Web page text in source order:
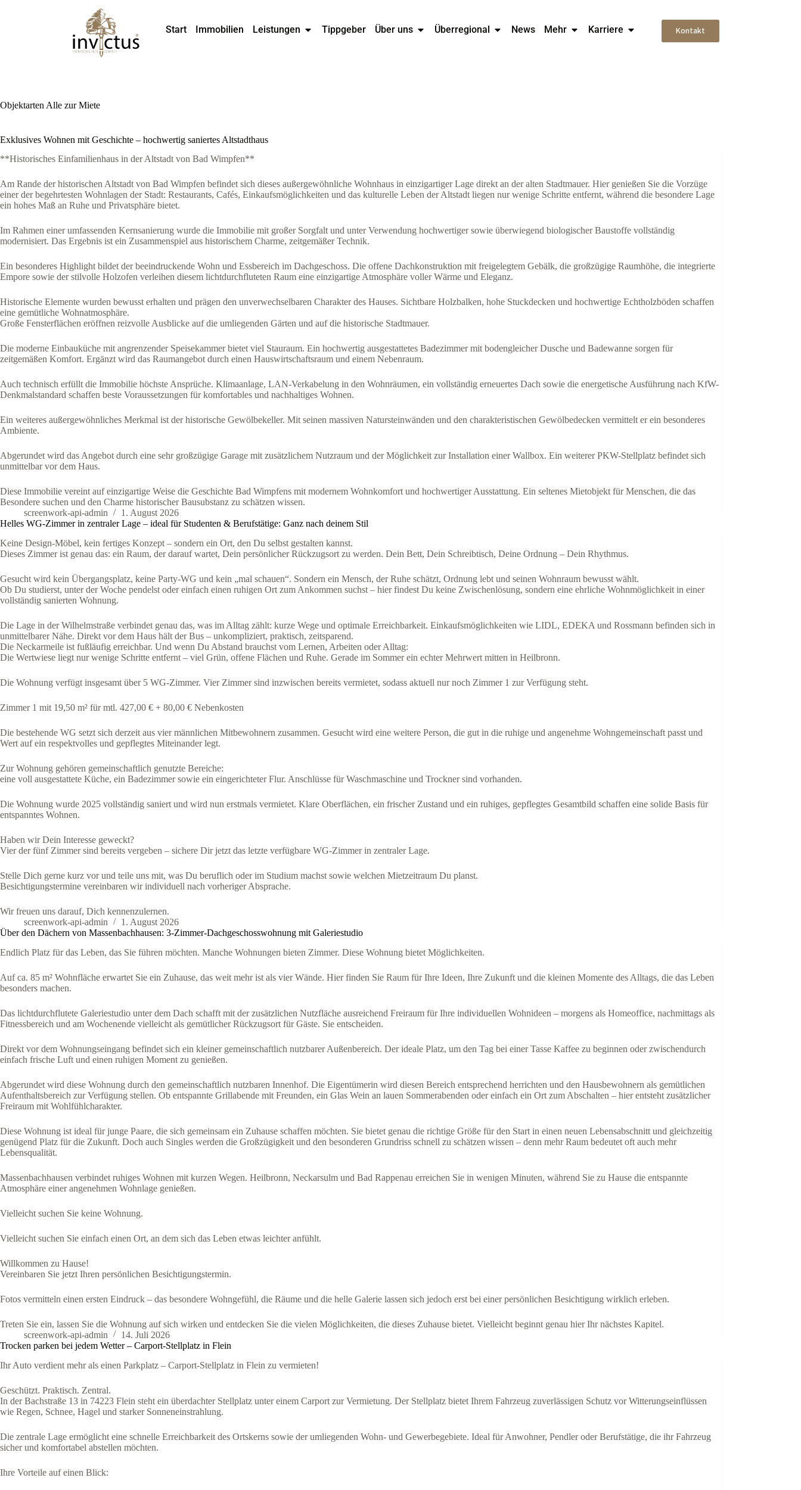
Start Immobilien Leistungen Tippgeber Über uns Überregional News Mehr Karriere Kontakt
Objektarten Alle zur Miete
Exklusives Wohnen mit Geschichte – hochwertig saniertes Altstadthaus
**Historisches Einfamilienhaus in der Altstadt von Bad Wimpfen**
Am Rande der historischen Altstadt von Bad Wimpfen befindet sich dieses außergewöhnliche Wohnhaus in einzigartiger Lage direkt an der alten Stadtmauer. Hier genießen Sie die Vorzüge
einer der begehrtesten Wohnlagen der Stadt: Restaurants, Cafés, Einkaufsmöglichkeiten und das kulturelle Leben der Altstadt liegen nur wenige Schritte entfernt, während die besondere Lage
ein hohes Maß an Ruhe und Privatsphäre bietet.
Im Rahmen einer umfassenden Kernsanierung wurde die Immobilie mit großer Sorgfalt und unter Verwendung hochwertiger sowie überwiegend biologischer Baustoffe vollständig
modernisiert. Das Ergebnis ist ein Zusammenspiel aus historischem Charme, zeitgemäßer Technik.
Ein besonderes Highlight bildet der beeindruckende Wohn und Essbereich im Dachgeschoss. Die offene Dachkonstruktion mit freigelegtem Gebälk, die großzügige Raumhöhe, die integrierte
Empore sowie der stilvolle Holzofen verleihen diesem lichtdurchfluteten Raum eine einzigartige Atmosphäre voller Wärme und Eleganz.
Historische Elemente wurden bewusst erhalten und prägen den unverwechselbaren Charakter des Hauses. Sichtbare Holzbalken, hohe Stuckdecken und hochwertige Echtholzböden schaffen
eine gemütliche Wohnatmosphäre.
Große Fensterflächen eröffnen reizvolle Ausblicke auf die umliegenden Gärten und auf die historische Stadtmauer.
Die moderne Einbauküche mit angrenzender Speisekammer bietet viel Stauraum. Ein hochwertig ausgestattetes Badezimmer mit bodengleicher Dusche und Badewanne sorgen für
zeitgemäßen Komfort. Ergänzt wird das Raumangebot durch einen Hauswirtschaftsraum und einem Nebenraum.
Auch technisch erfüllt die Immobilie höchste Ansprüche. Klimaanlage, LAN-Verkabelung in den Wohnräumen, ein vollständig erneuertes Dach sowie die energetische Ausführung nach KfW-
Denkmalstandard schaffen beste Voraussetzungen für komfortables und nachhaltiges Wohnen.
Ein weiteres außergewöhnliches Merkmal ist der historische Gewölbekeller. Mit seinen massiven Natursteinwänden und den charakteristischen Gewölbedecken vermittelt er ein besonderes
Ambiente.
Abgerundet wird das Angebot durch eine sehr großzügige Garage mit zusätzlichem Nutzraum und der Möglichkeit zur Installation einer Wallbox. Ein weiterer PKW-Stellplatz befindet sich
unmittelbar vor dem Haus.
Diese Immobilie vereint auf einzigartige Weise die Geschichte Bad Wimpfens mit modernem Wohnkomfort und hochwertiger Ausstattung. Ein seltenes Mietobjekt für Menschen, die das
Besondere suchen und den Charme historischer Bausubstanz zu schätzen wissen.
screenwork-api-admin
1. August 2026
Helles WG-Zimmer in zentraler Lage – ideal für Studenten & Berufstätige: Ganz nach deinem Stil
Keine Design-Möbel, kein fertiges Konzept – sondern ein Ort, den Du selbst gestalten kannst.
Dieses Zimmer ist genau das: ein Raum, der darauf wartet, Dein persönlicher Rückzugsort zu werden. Dein Bett, Dein Schreibtisch, Deine Ordnung – Dein Rhythmus.
Gesucht wird kein Übergangsplatz, keine Party-WG und kein „mal schauen“. Sondern ein Mensch, der Ruhe schätzt, Ordnung lebt und seinen Wohnraum bewusst wählt.
Ob Du studierst, unter der Woche pendelst oder einfach einen ruhigen Ort zum Ankommen suchst – hier findest Du keine Zwischenlösung, sondern eine ehrliche Wohnmöglichkeit in einer
vollständig sanierten Wohnung.
Die Lage in der Wilhelmstraße verbindet genau das, was im Alltag zählt: kurze Wege und optimale Erreichbarkeit. Einkaufsmöglichkeiten wie LIDL, EDEKA und Rossmann befinden sich in
unmittelbarer Nähe. Direkt vor dem Haus hält der Bus – unkompliziert, praktisch, zeitsparend.
Die Neckarmeile ist fußläufig erreichbar. Und wenn Du Abstand brauchst vom Lernen, Arbeiten oder Alltag:
Die Wertwiese liegt nur wenige Schritte entfernt – viel Grün, offene Flächen und Ruhe. Gerade im Sommer ein echter Mehrwert mitten in Heilbronn.
Die Wohnung verfügt insgesamt über 5 WG-Zimmer. Vier Zimmer sind inzwischen bereits vermietet, sodass aktuell nur noch Zimmer 1 zur Verfügung steht.
Zimmer 1 mit 19,50 m² für mtl. 427,00 € + 80,00 € Nebenkosten
Die bestehende WG setzt sich derzeit aus vier männlichen Mitbewohnern zusammen. Gesucht wird eine weitere Person, die gut in die ruhige und angenehme Wohngemeinschaft passt und
Wert auf ein respektvolles und gepflegtes Miteinander legt.
Zur Wohnung gehören gemeinschaftlich genutzte Bereiche:
eine voll ausgestattete Küche, ein Badezimmer sowie ein eingerichteter Flur. Anschlüsse für Waschmaschine und Trockner sind vorhanden.
Die Wohnung wurde 2025 vollständig saniert und wird nun erstmals vermietet. Klare Oberflächen, ein frischer Zustand und ein ruhiges, gepflegtes Gesamtbild schaffen eine solide Basis für
entspanntes Wohnen.
Haben wir Dein Interesse geweckt?
Vier der fünf Zimmer sind bereits vergeben – sichere Dir jetzt das letzte verfügbare WG-Zimmer in zentraler Lage.
Stelle Dich gerne kurz vor und teile uns mit, was Du beruflich oder im Studium machst sowie welchen Mietzeitraum Du planst.
Besichtigungstermine vereinbaren wir individuell nach vorheriger Absprache.
Wir freuen uns darauf, Dich kennenzulernen.
screenwork-api-admin
1. August 2026
Über den Dächern von Massenbachhausen: 3-Zimmer-Dachgeschosswohnung mit Galeriestudio
Endlich Platz für das Leben, das Sie führen möchten. Manche Wohnungen bieten Zimmer. Diese Wohnung bietet Möglichkeiten.
Auf ca. 85 m² Wohnfläche erwartet Sie ein Zuhause, das weit mehr ist als vier Wände. Hier finden Sie Raum für Ihre Ideen, Ihre Zukunft und die kleinen Momente des Alltags, die das Leben
besonders machen.
Das lichtdurchflutete Galeriestudio unter dem Dach schafft mit der zusätzlichen Nutzfläche ausreichend Freiraum für Ihre individuellen Wohnideen – morgens als Homeoffice, nachmittags als
Fitnessbereich und am Wochenende vielleicht als gemütlicher Rückzugsort für Gäste. Sie entscheiden.
Direkt vor dem Wohnungseingang befindet sich ein kleiner gemeinschaftlich nutzbarer Außenbereich. Der ideale Platz, um den Tag bei einer Tasse Kaffee zu beginnen oder zwischendurch
einfach frische Luft und einen ruhigen Moment zu genießen.
Abgerundet wird diese Wohnung durch den gemeinschaftlich nutzbaren Innenhof. Die Eigentümerin wird diesen Bereich entsprechend herrichten und den Hausbewohnern als gemütlichen
Aufenthaltsbereich zur Verfügung stellen. Ob entspannte Grillabende mit Freunden, ein Glas Wein an lauen Sommerabenden oder einfach ein Ort zum Abschalten – hier entsteht zusätzlicher
Freiraum mit Wohlfühlcharakter.
Diese Wohnung ist ideal für junge Paare, die sich gemeinsam ein Zuhause schaffen möchten. Sie bietet genau die richtige Größe für den Start in einen neuen Lebensabschnitt und gleichzeitig
genügend Platz für die Zukunft. Doch auch Singles werden die Großzügigkeit und den besonderen Grundriss schnell zu schätzen wissen – denn mehr Raum bedeutet oft auch mehr
Lebensqualität.
Massenbachhausen verbindet ruhiges Wohnen mit kurzen Wegen. Heilbronn, Neckarsulm und Bad Rappenau erreichen Sie in wenigen Minuten, während Sie zu Hause die entspannte
Atmosphäre einer angenehmen Wohnlage genießen.
Vielleicht suchen Sie keine Wohnung.
Vielleicht suchen Sie einfach einen Ort, an dem sich das Leben etwas leichter anfühlt.
Willkommen zu Hause!
Vereinbaren Sie jetzt Ihren persönlichen Besichtigungstermin.
Fotos vermitteln einen ersten Eindruck – das besondere Wohngefühl, die Räume und die helle Galerie lassen sich jedoch erst bei einer persönlichen Besichtigung wirklich erleben.
Treten Sie ein, lassen Sie die Wohnung auf sich wirken und entdecken Sie die vielen Möglichkeiten, die dieses Zuhause bietet. Vielleicht beginnt genau hier Ihr nächstes Kapitel.
screenwork-api-admin
14. Juli 2026
Trocken parken bei jedem Wetter – Carport-Stellplatz in Flein
Ihr Auto verdient mehr als einen Parkplatz – Carport-Stellplatz in Flein zu vermieten!
Geschützt. Praktisch. Zentral.
In der Bachstraße 13 in 74223 Flein steht ein überdachter Stellplatz unter einem Carport zur Vermietung. Der Stellplatz bietet Ihrem Fahrzeug zuverlässigen Schutz vor Witterungseinflüssen
wie Regen, Schnee, Hagel und starker Sonneneinstrahlung.
Die zentrale Lage ermöglicht eine schnelle Erreichbarkeit des Ortskerns sowie der umliegenden Wohn- und Gewerbegebiete. Ideal für Anwohner, Pendler oder Berufstätige, die ihr Fahrzeug
sicher und komfortabel abstellen möchten.
Ihre Vorteile auf einen Blick: